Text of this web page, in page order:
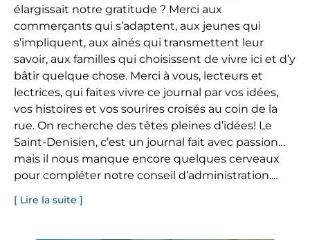
élargissait notre gratitude ? Merci aux
commerçants qui s’adaptent, aux jeunes qui
s’impliquent, aux aînés qui transmettent leur
savoir, aux familles qui choisissent de vivre ici et d’y
bâtir quelque chose. Merci à vous, lecteurs et
lectrices, qui faites vivre ce journal par vos idées,
vos histoires et vos sourires croisés au coin de la
rue. On recherche des têtes pleines d’idées! Le
Saint-Denisien, c’est un journal fait avec passion…
mais il nous manque encore quelques cerveaux
pour compléter notre conseil d’administration....
[ Lire la suite ]